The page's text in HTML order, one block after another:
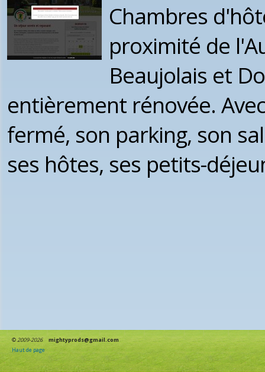
Chambres
proximité de
Beaujolais et
entièrement rénovée.
fermé, son parking, son
ses hôtes, ses petits-
©2009-2026
mightyprods@gmail.com
Haut de page